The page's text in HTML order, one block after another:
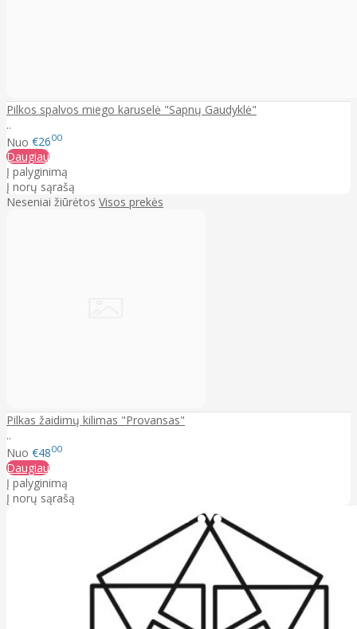
Pilkos spalvos miego karuselė "Sapnų Gaudyklė"
..
Nuo €2600
Daugiau
Į palyginimą
Į norų sąrašą
Neseniai žiūrėtos Visos prekės
Pilkas žaidimų kilimas "Provansas"
..
Nuo €4800
Daugiau
Į palyginimą
Į norų sąrašą